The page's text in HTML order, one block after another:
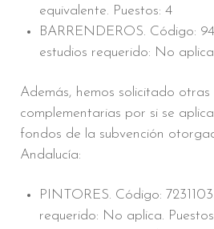
equivalente. Puestos: 4
BARRENDEROS. Código:
estudios requerido: No
Además, hemos solicitado otras
complementarias por si se
fondos de la subvención
Andalucía:
PINTORES. Código:
requerido: No aplica.